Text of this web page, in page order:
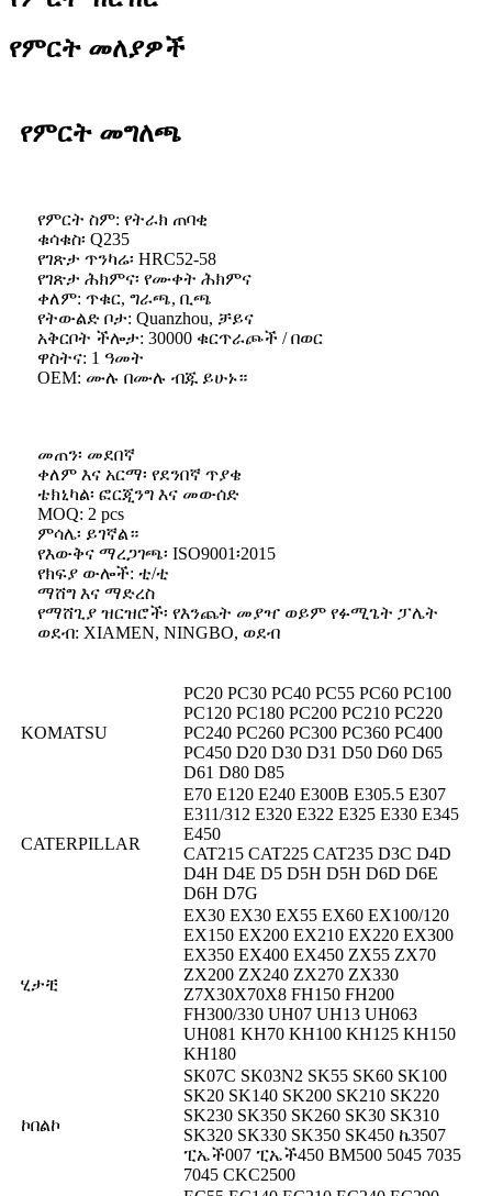
የምርት መለያዎች
የምርት መግለጫ
የምርት ስም: የትራክ ጠባቂ
ቁሳቁስ፡ Q235
የገጽታ ጥንካሬ፡ HRC52-58
የገጽታ ሕክምና፡ የሙቀት ሕክምና
ቀለም: ጥቁር, ግራጫ, ቢጫ
የትውልድ ቦታ: Quanzhou, ቻይና
አቅርቦት ችሎታ: 30000 ቁርጥራጮች / በወር
ዋስትና: 1 ዓመት
OEM: ሙሉ በሙሉ ብጁ ይሁኑ።
መጠን፡ መደበኛ
ቀለም እና አርማ፡ የደንበኛ ጥያቄ
ቴክኒካል፡ ፎርጂንግ እና መውሰድ
MOQ: 2 pcs
ምሳሌ፡ ይገኛል።
የእውቅና ማረጋገጫ፡ ISO9001፡2015
የክፍያ ውሎች: ቲ/ቲ
ማሸግ እና ማድረስ
የማሸጊያ ዝርዝሮች፡ የእንጨት መያዣ ወይም የፉሚጌት ፓሌት
ወደብ: XIAMEN, NINGBO, ወደብ
KOMATSU
PC20 PC30 PC40 PC55 PC60 PC100
PC120 PC180 PC200 PC210 PC220
PC240 PC260 PC300 PC360 PC400
PC450 D20 D30 D31 D50 D60 D65
D61 D80 D85
CATERPILLAR
E70 E120 E240 E300B E305.5 E307
E311/312 E320 E322 E325 E330 E345
E450
CAT215 CAT225 CAT235 D3C D4D
D4H D4E D5 D5H D5H D6D D6E
D6H D7G
ሂታቺ
EX30 EX30 EX55 EX60 EX100/120
EX150 EX200 EX210 EX220 EX300
EX350 EX400 EX450 ZX55 ZX70
ZX200 ZX240 ZX270 ZX330
Z7X30X70X8 FH150 FH200
FH300/330 UH07 UH13 UH063
UH081 KH70 KH100 KH125 KH150
KH180
ኮበልኮ
SK07C SK03N2 SK55 SK60 SK100
SK20 SK140 SK200 SK210 SK220
SK230 SK350 SK260 SK30 SK310
SK320 SK330 SK350 SK450 ኬ3507
ፒኤች007 ፒኤች450 BM500 5045 7035
7045 CKC2500